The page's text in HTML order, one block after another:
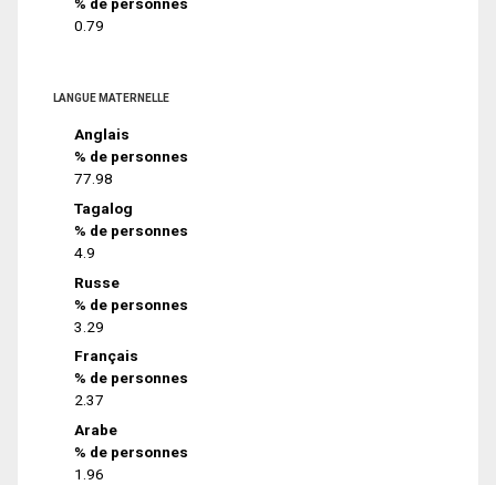
0.79
LANGUE MATERNELLE
Anglais
% de personnes
77.98
Tagalog
% de personnes
4.9
Russe
% de personnes
3.29
Français
% de personnes
2.37
Arabe
% de personnes
1.96